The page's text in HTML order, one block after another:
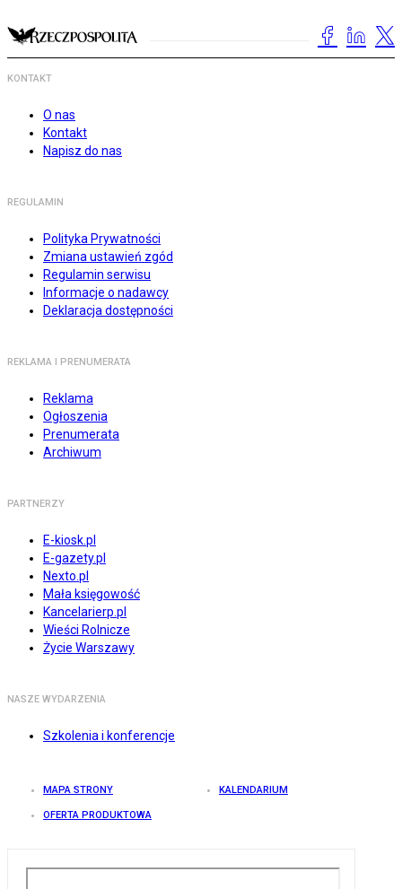
KONTAKT
O nas
Kontakt
Napisz do nas
REGULAMIN
Polityka Prywatności
Zmiana ustawień zgód
Regulamin serwisu
Informacje o nadawcy
Deklaracja dostępności
REKLAMA I PRENUMERATA
Reklama
Ogłoszenia
Prenumerata
Archiwum
PARTNERZY
E-kiosk.pl
E-gazety.pl
Nexto.pl
Mała księgowość
Kancelarierp.pl
Wieści Rolnicze
Życie Warszawy
NASZE WYDARZENIA
Szkolenia i konferencje
MAPA STRONY KALENDARIUM
OFERTA PRODUKTOWA